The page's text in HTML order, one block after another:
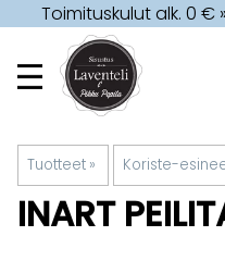
Toimituskulut alk. 0 € »
Tuotteet ‪» Koriste-
INART